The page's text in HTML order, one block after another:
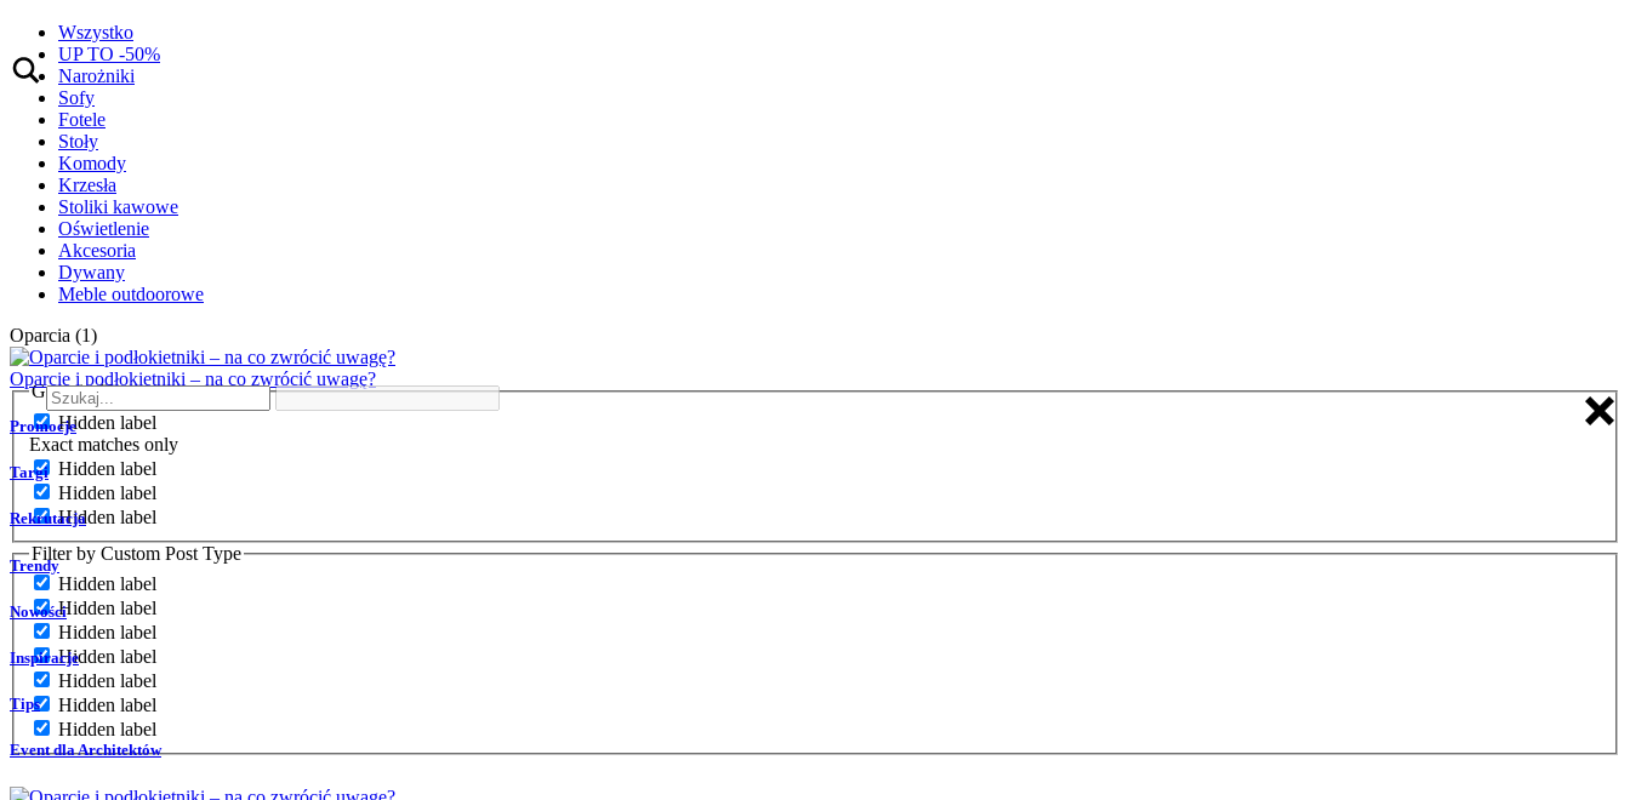
Generic filters
Hidden label
Exact matches only
Hidden label
Hidden label
Hidden label
Filter by Custom Post Type
Hidden label
Hidden label
Hidden label
Hidden label
Hidden label
Hidden label
Hidden label
Wszystko
UP TO -50%
Narożniki
Sofy
Fotele
Stoły
Komody
Krzesła
Stoliki kawowe
Oświetlenie
Akcesoria
Dywany
Meble outdoorowe
Oparcia (1)
Oparcie i podłokietniki – na co zwrócić uwagę?
Promocje
Targi
Rekrutacja
Trendy
Nowości
Inspiracje
Tips
Event dla Architektów